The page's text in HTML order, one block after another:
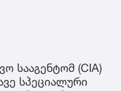
სააგენტომ (CIA)
სპეციალური